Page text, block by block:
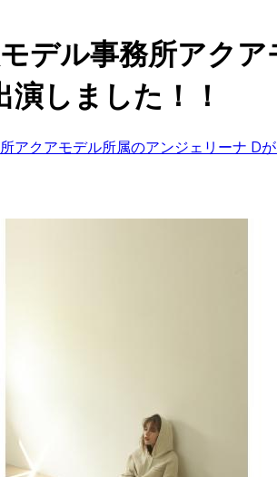
デル事務所アク
しました！！
アクアモデル所属のアンジェリーナ D